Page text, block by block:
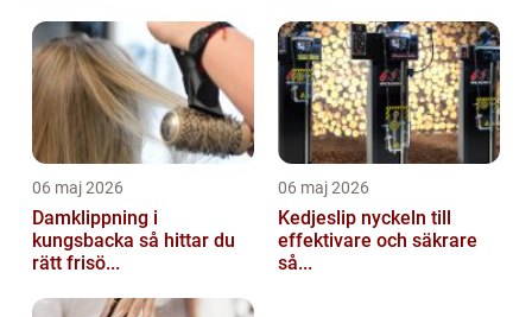
06 maj 2026
Damklippning i
kungsbacka så hittar du
rätt frisö...
06 maj 2026
Kedjeslip nyckeln till
effektivare och säkrare
så...